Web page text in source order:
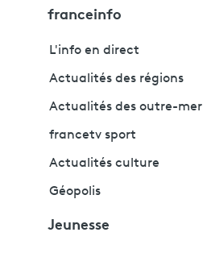
franceinfo
L'info en direct
Actualités des régions
Actualités des outre-mer
francetv sport
Actualités culture
Géopolis
Jeunesse